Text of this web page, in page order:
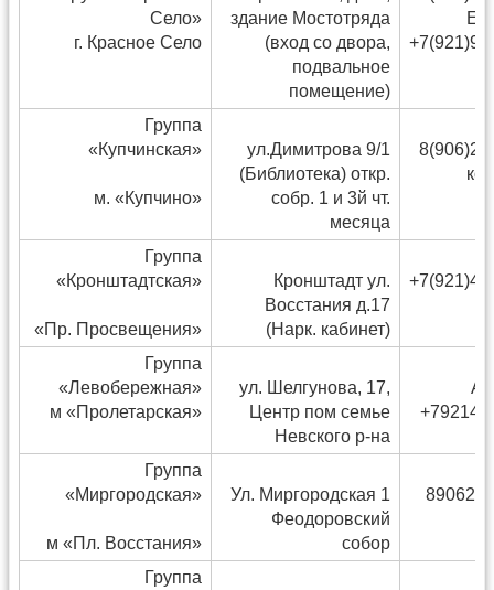
Село»
г. Красное Село
здание Мостотряда
(вход со двора,
подвальное
помещение)
Группа
«Купчинская»
м. «Купчино»
ул.Димитрова 9/1
(Библиотека) откр.
собр. 1 и 3й чт.
месяца
Группа
«Кронштадтская»
«Пр. Просвещения»
Кронштадт ул.
Восстания д.17
(Нарк. кабинет)
Группа
«Левобережная»
м «Пролетарская»
ул. Шелгунова, 17,
Центр пом семье
Невского р-на
Группа
«Миргородская»
м «Пл. Восстания»
Ул. Миргородская 1
Феодоровский
собор
Группа